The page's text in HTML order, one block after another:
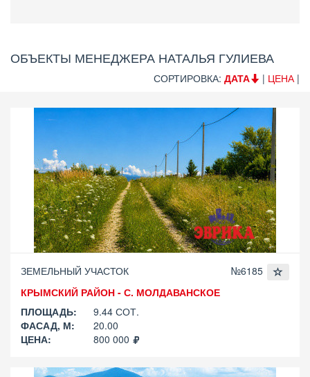
ОБЪЕКТЫ МЕНЕДЖЕРА НАТАЛЬЯ ГУЛИЕВА
СОРТИРОВКА: ДАТА | ЦЕНА|
ЗЕМЕЛЬНЫЙ УЧАСТОК
№6185
КРЫМСКИЙ РАЙОН - С. МОЛДАВАНСКОЕ
ПЛОЩАДЬ:
9.44 СОТ.
ФАСАД, М:
20.00
ЦЕНА:
800 000